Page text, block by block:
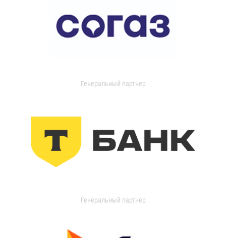
Генеральный партнер
Генеральный партнер